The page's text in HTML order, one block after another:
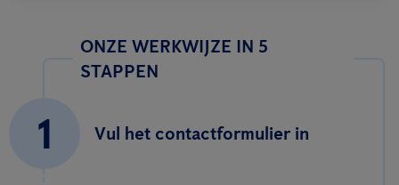
ONZE WERKWIJZE IN 5
STAPPEN
1 Vul het contactformulier in